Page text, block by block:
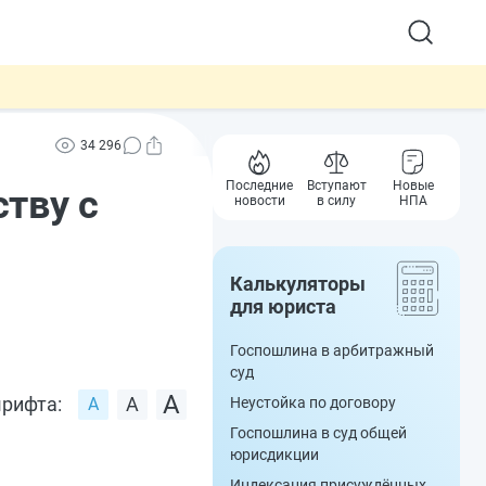
34 296
с
Последние
новости
Вступают
в силу
Новые
НПА
Калькуляторы
для юриста
Госпошлина в арбитражный
суд
Неустойка по договору
Госпошлина в суд общей
юрисдикции